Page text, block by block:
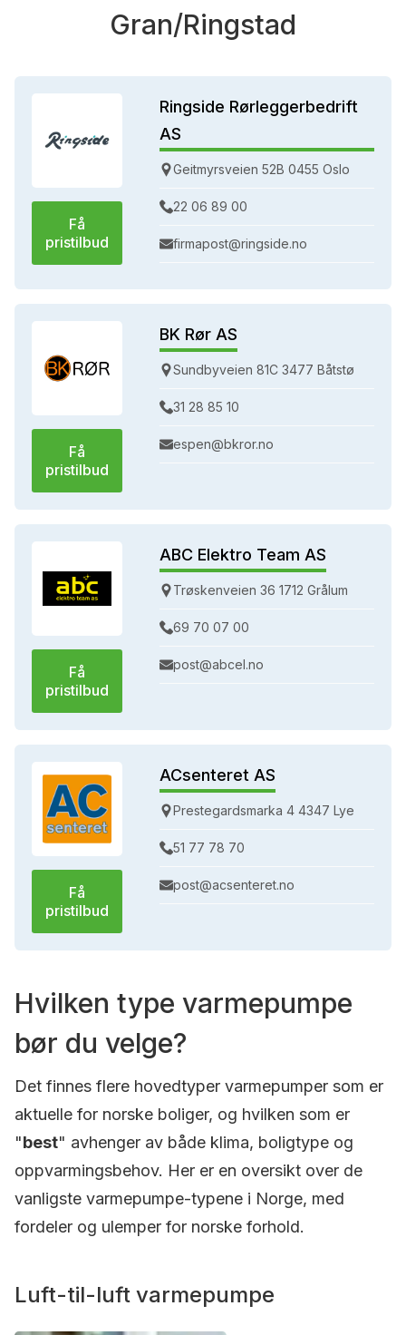
Gran/Ringstad
Få
pristilbud
Ringside Rørleggerbedrift
AS
Geitmyrsveien 52B 0455 Oslo
22 06 89 00
firmapost@ringside.no
Få
pristilbud
BK Rør AS
Sundbyveien 81C 3477 Båtstø
31 28 85 10
espen@bkror.no
Få
pristilbud
ABC Elektro Team AS
Trøskenveien 36 1712 Grålum
69 70 07 00
post@abcel.no
Få
pristilbud
ACsenteret AS
Prestegardsmarka 4 4347 Lye
51 77 78 70
post@acsenteret.no
Hvilken type varmepumpe
bør du velge?
Det finnes flere hovedtyper varmepumper som er
aktuelle for norske boliger, og hvilken som er
"best" avhenger av både klima, boligtype og
oppvarmingsbehov. Her er en oversikt over de
vanligste varmepumpe-typene i Norge, med
fordeler og ulemper for norske forhold.
Luft-til-luft varmepumpe